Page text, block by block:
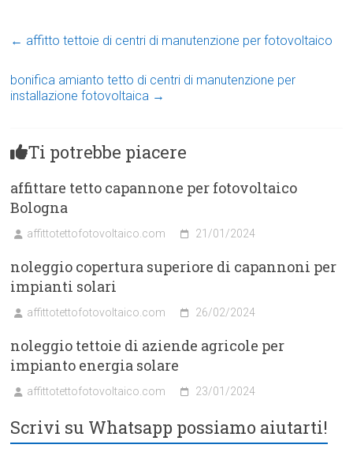
← affitto tettoie di centri di manutenzione per fotovoltaico
bonifica amianto tetto di centri di manutenzione per
installazione fotovoltaica →
Ti potrebbe piacere
affittare tetto capannone per fotovoltaico
Bologna
affittotettofotovoltaico.com 21/01/2024
noleggio copertura superiore di capannoni per
impianti solari
affittotettofotovoltaico.com 26/02/2024
noleggio tettoie di aziende agricole per
impianto energia solare
affittotettofotovoltaico.com 23/01/2024
Scrivi su Whatsapp possiamo aiutarti!